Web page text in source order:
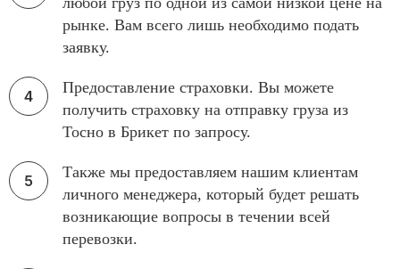
рынке. Вам всего лишь необходимо подать
заявку.
Предоставление страховки. Вы можете
получить страховку на отправку груза из
Тосно в Брикет по запросу.
Также мы предоставляем нашим клиентам
личного менеджера, который будет решать
возникающие вопросы в течении всей
перевозки.